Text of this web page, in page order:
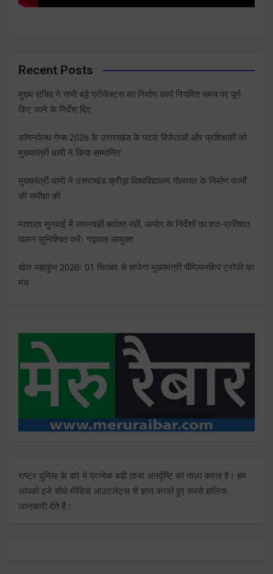
Recent Posts
मुख्य सचिव ने सभी बड़े प्रोजेक्ट्स का निर्माण कार्य नियमित समय पर पूर्ण
किए जाने के निर्देश दिए
कॉमनवेल्थ गेम्स 2026 के उत्तराखंड के पदक विजेताओं और प्रशिक्षकों को
मुख्यमंत्री धामी ने किया सम्मानित
मुख्यमंत्री धामी ने उत्तराखंड क्रीड़ा विश्वविद्यालय गौलापार के निर्माण कार्यों
की समीक्षा की
मतदाता सुनवाई में लापरवाही बर्दाश्त नहीं, आयोग के निर्देशों का शत-प्रतिशत
पालन सुनिश्चित करेंः गढ़वाल आयुक्त
खेल महाकुंभ 2026ः 01 सितंबर से सजेगा मुख्यमंत्री चैंम्पियनशिप ट्रॉफी का
मंच
राष्ट्र दुनिया के बारे में प्रत्येक बड़ी ताजा अंतर्दृष्टि को ताज़ा करता है। हम
आपको इसे सीधे मीडिया आउटलेट्स से ज्ञात कराते हुए सबसे हालिया
जानकारी देते हैं।